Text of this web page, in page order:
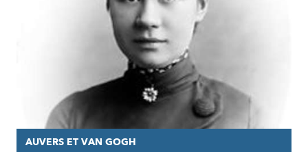
AUVERS ET VAN GOGH